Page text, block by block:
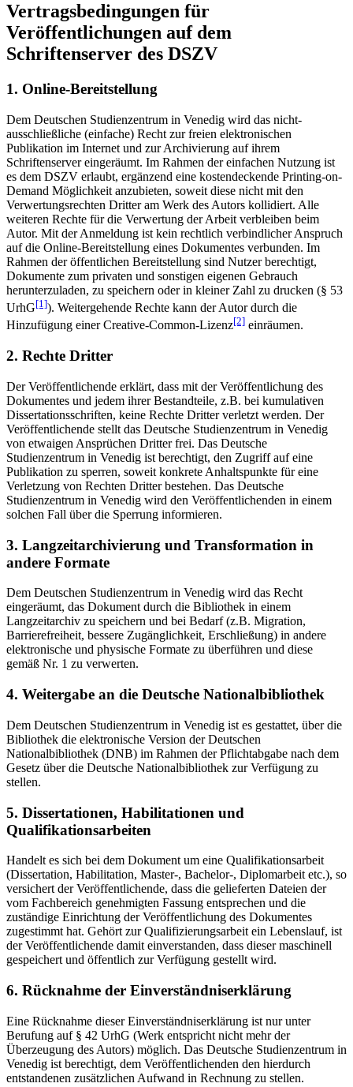
Vertragsbedingungen für
Veröffentlichungen auf dem
Schriftenserver des DSZV
1. Online-Bereitstellung
Dem Deutschen Studienzentrum in Venedig wird das nicht-
ausschließliche (einfache) Recht zur freien elektronischen
Publikation im Internet und zur Archivierung auf ihrem
Schriftenserver eingeräumt. Im Rahmen der einfachen Nutzung ist
es dem DSZV erlaubt, ergänzend eine kostendeckende Printing-on-
Demand Möglichkeit anzubieten, soweit diese nicht mit den
Verwertungsrechten Dritter am Werk des Autors kollidiert. Alle
weiteren Rechte für die Verwertung der Arbeit verbleiben beim
Autor. Mit der Anmeldung ist kein rechtlich verbindlicher Anspruch
auf die Online-Bereitstellung eines Dokumentes verbunden. Im
Rahmen der öffentlichen Bereitstellung sind Nutzer berechtigt,
Dokumente zum privaten und sonstigen eigenen Gebrauch
herunterzuladen, zu speichern oder in kleiner Zahl zu drucken (§ 53
UrhG[1]). Weitergehende Rechte kann der Autor durch die
Hinzufügung einer Creative-Common-Lizenz[2] einräumen.
2. Rechte Dritter
Der Veröffentlichende erklärt, dass mit der Veröffentlichung des
Dokumentes und jedem ihrer Bestandteile, z.B. bei kumulativen
Dissertationsschriften, keine Rechte Dritter verletzt werden. Der
Veröffentlichende stellt das Deutsche Studienzentrum in Venedig
von etwaigen Ansprüchen Dritter frei. Das Deutsche
Studienzentrum in Venedig ist berechtigt, den Zugriff auf eine
Publikation zu sperren, soweit konkrete Anhaltspunkte für eine
Verletzung von Rechten Dritter bestehen. Das Deutsche
Studienzentrum in Venedig wird den Veröffentlichenden in einem
solchen Fall über die Sperrung informieren.
3. Langzeitarchivierung und Transformation in
andere Formate
Dem Deutschen Studienzentrum in Venedig wird das Recht
eingeräumt, das Dokument durch die Bibliothek in einem
Langzeitarchiv zu speichern und bei Bedarf (z.B. Migration,
Barrierefreiheit, bessere Zugänglichkeit, Erschließung) in andere
elektronische und physische Formate zu überführen und diese
gemäß Nr. 1 zu verwerten.
4. Weitergabe an die Deutsche Nationalbibliothek
Dem Deutschen Studienzentrum in Venedig ist es gestattet, über die
Bibliothek die elektronische Version der Deutschen
Nationalbibliothek (DNB) im Rahmen der Pflichtabgabe nach dem
Gesetz über die Deutsche Nationalbibliothek zur Verfügung zu
stellen.
5. Dissertationen, Habilitationen und
Qualifikationsarbeiten
Handelt es sich bei dem Dokument um eine Qualifikationsarbeit
(Dissertation, Habilitation, Master-, Bachelor-, Diplomarbeit etc.), so
versichert der Veröffentlichende, dass die gelieferten Dateien der
vom Fachbereich genehmigten Fassung entsprechen und die
zuständige Einrichtung der Veröffentlichung des Dokumentes
zugestimmt hat. Gehört zur Qualifizierungsarbeit ein Lebenslauf, ist
der Veröffentlichende damit einverstanden, dass dieser maschinell
gespeichert und öffentlich zur Verfügung gestellt wird.
6. Rücknahme der Einverständniserklärung
Eine Rücknahme dieser Einverständniserklärung ist nur unter
Berufung auf § 42 UrhG (Werk entspricht nicht mehr der
Überzeugung des Autors) möglich. Das Deutsche Studienzentrum in
Venedig ist berechtigt, dem Veröffentlichenden den hierdurch
entstandenen zusätzlichen Aufwand in Rechnung zu stellen.